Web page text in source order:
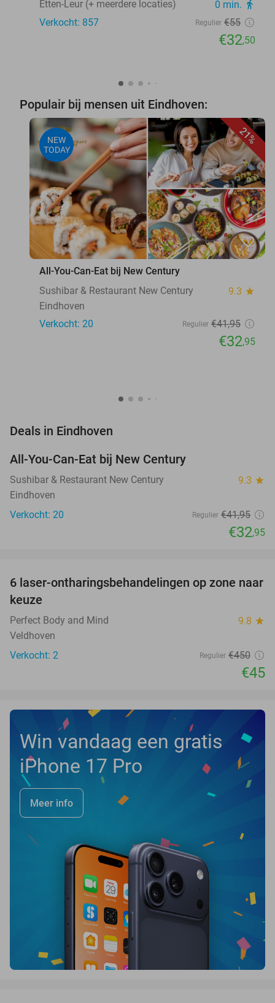
Etten-Leur (+ meerdere locaties) 0 min. directions_walk
Verkocht: 857 Regulier €55
€32,50
Populair bij mensen uit Eindhoven:
21%
NEW
TODAY
favorite_border
All-You-Can-Eat bij New Century
Sushibar & Restaurant New Century
9.3 star
Eindhoven
Verkocht: 20
Regulier €41,95
€32,95
Deals in Eindhoven
TODAY
All-You-Can-Eat bij New Century
Sushibar & Restaurant New Century 9.3 star
Eindhoven
Verkocht: 20
Regulier €41,95
€32,95
90%
TODAY
6 laser-ontharingsbehandelingen op zone naar
keuze
Perfect Body and Mind 9.8 star
Veldhoven
Verkocht: 2
Regulier €450
€45
Win vandaag een gratis
iPhone 17 Pro
Meer info